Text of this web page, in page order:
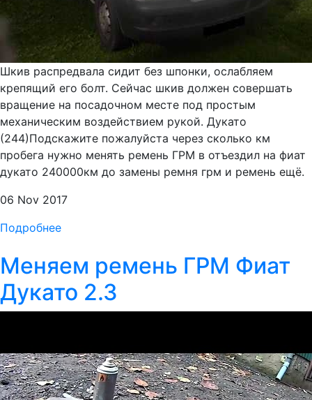
Шкив распредвала сидит без шпонки, ослабляем
крепящий его болт. Сейчас шкив должен совершать
вращение на посадочном месте под простым
механическим воздействием рукой. Дукато
(244)Подскажите пожалуйста через сколько км
пробега нужно менять ремень ГРМ в отъездил на фиат
дукато 240000км до замены ремня грм и ремень ещё.
06 Nov 2017
Подробнее
Меняем ремень ГРМ Фиат
Дукато 2.3